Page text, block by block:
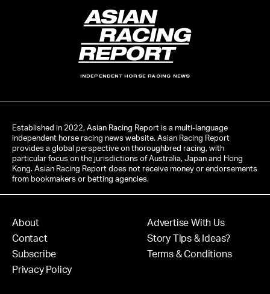
INDEPENDENT HORSE RACING NEWS
Established in 2022, Asian Racing Report is a multi-language
independent horse racing news website. Asian Racing Report
provides a global perspective on thoroughbred racing, with
particular focus on the jurisdictions of Australia, Japan and Hong
Kong. Asian Racing Report does not receive money or endorsements
from bookmakers or betting agencies.
About
Contact
Subscribe
Privacy Policy
Advertise With Us
Story Tips & Ideas?
Terms & Conditions